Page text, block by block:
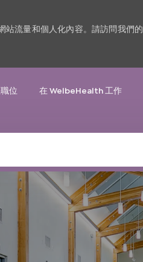
流量和個人化內容。請訪問我們的
位
在 WelbeHealth 工作